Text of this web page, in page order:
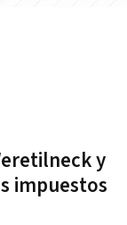
y
impuestos